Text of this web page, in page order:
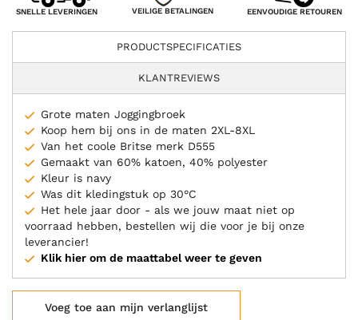
SNELLE LEVERINGEN VEILIGE BETALINGEN EENVOUDIGE RETOUREN
PRODUCTSPECIFICATIES
KLANTREVIEWS
Grote maten Joggingbroek
Koop hem bij ons in de maten 2XL-8XL
Van het coole Britse merk D555
Gemaakt van 60% katoen, 40% polyester
Kleur is navy
Was dit kledingstuk op 30°C
Het hele jaar door - als we jouw maat niet op
voorraad hebben, bestellen wij die voor je bij onze
leverancier!
Klik hier om de maattabel weer te geven
Voeg toe aan mijn verlanglijst